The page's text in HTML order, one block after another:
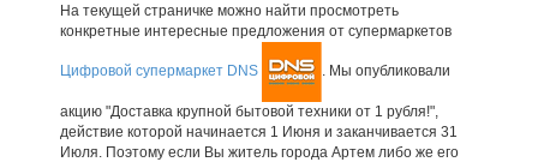
На текущей страничке можно найти просмотреть
конкретные интересные предложения от супермаркетов
Цифровой супермаркет DNS . Мы опубликовали
акцию "Доставка крупной бытовой техники от 1 рубля!",
действие которой начинается 1 Июня и заканчивается 31
Июля. Поэтому если Вы житель города Артем либо же его